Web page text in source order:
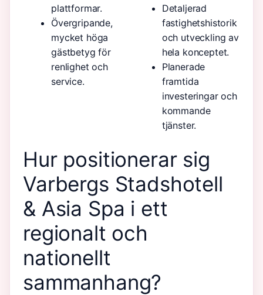
plattformar.
Övergripande,
mycket höga
gästbetyg för
renlighet och
service.
Detaljerad
fastighetshistorik
och utveckling av
hela konceptet.
Planerade
framtida
investeringar och
kommande
tjänster.
Hur positionerar sig
Varbergs Stadshotell
& Asia Spa i ett
regionalt och
nationellt
sammanhang?